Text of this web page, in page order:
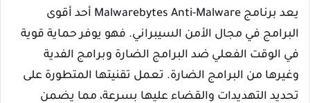
يعد برنامج Malwarebytes Anti-Malware أحد أقوى
البرامج في مجال الأمن السيبراني. فهو يوفر حماية قوية
في الوقت الفعلي ضد البرامج الضارة وبرامج الفدية
وغيرها من البرامج الضارة. تعمل تقنيتها المتطورة على
تحديد التهديدات والقضاء عليها بسرعة، مما يضمن